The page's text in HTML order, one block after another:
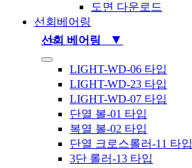
도면 다운로드
선회베어링
선회 베어링
▼
Toggle
NavigationLIGHT-WD-06 타입
LIGHT-WD-23 타입
LIGHT-WD-07 타입
단열 볼-01 타입
복열 볼-02 타입
단열 크로스롤러-11 타입
3단 롤러-13 타입